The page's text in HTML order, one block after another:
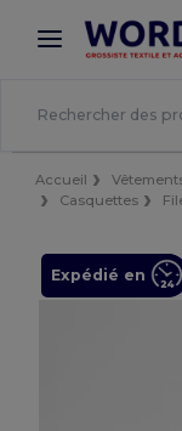
× Appli
Meilleurs
Accueil
Casquettes
Expédié en